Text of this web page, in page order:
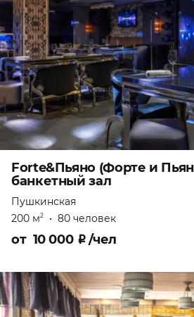
Forte&Пьяно (Форте и
банкетный зал
Пушкинская
200 м2 • 80 человек
от 10 000 ₽/чел